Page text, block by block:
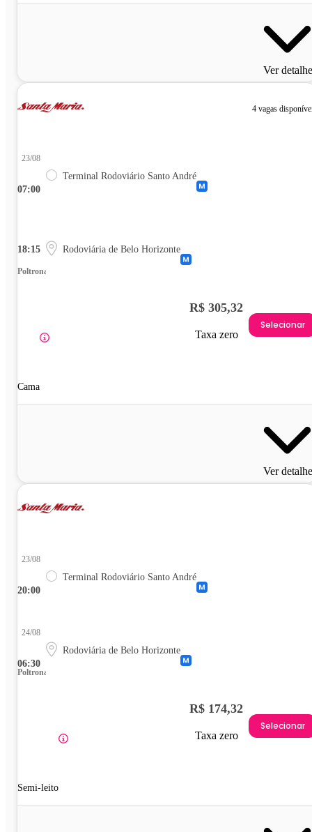
Ver
4 vagas
07:00
23/08
Terminal Rodoviário Santo André
18:15 Rodoviária de Belo Horizonte
Poltrona
Cama
R$ 305,32
Taxa zero
Selecionar
Ver
20:00
23/08
Terminal Rodoviário Santo André
06:30
24/08
Rodoviária de Belo Horizonte
Poltrona
Semi-leito
R$ 174,32
Taxa zero
Selecionar